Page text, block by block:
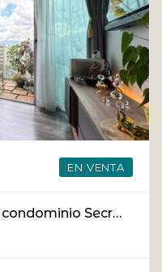
EN VENTA
Venta de apartamento en condominio Secrt Sabana, San José